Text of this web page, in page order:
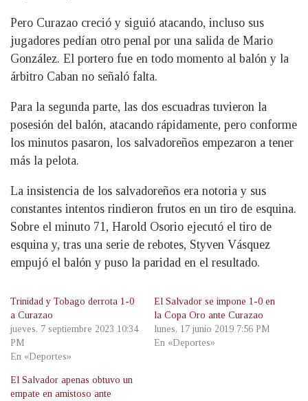
Pero Curazao creció y siguió atacando, incluso sus
jugadores pedían otro penal por una salida de Mario
González. El portero fue en todo momento al balón y la
árbitro Caban no señaló falta.
Para la segunda parte, las dos escuadras tuvieron la
posesión del balón, atacando rápidamente, pero conforme
los minutos pasaron, los salvadoreños empezaron a tener
más la pelota.
La insistencia de los salvadoreños era notoria y sus
constantes intentos rindieron frutos en un tiro de esquina.
Sobre el minuto 71, Harold Osorio ejecutó el tiro de
esquina y, tras una serie de rebotes, Styven Vásquez
empujó el balón y puso la paridad en el resultado.
Trinidad y Tobago derrota 1-0
a Curazao
jueves, 7 septiembre 2023 10:34
PM
En «Deportes»
El Salvador se impone 1-0 en
la Copa Oro ante Curazao
lunes, 17 junio 2019 7:56 PM
En «Deportes»
El Salvador apenas obtuvo un
empate en amistoso ante